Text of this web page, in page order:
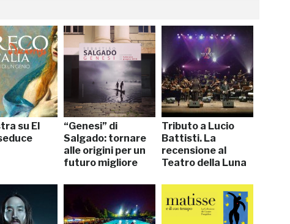
su El
“Genesi” di
Salgado: tornare
alle origini per un
futuro migliore
Tributo a Lucio
Battisti. La
recensione al
Teatro della Luna